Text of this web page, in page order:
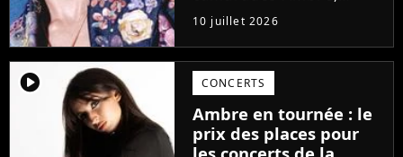
Bastiaan ou Melissa,
Victor Aupecle lance
son projet musical ce
vendredi 10 juillet avec
la parution du single Je
fais de mon mieux. Le
demi-finaliste...
10 juillet 2026
player2 CONCERTS
Ambre en tournée : le
prix des places pour